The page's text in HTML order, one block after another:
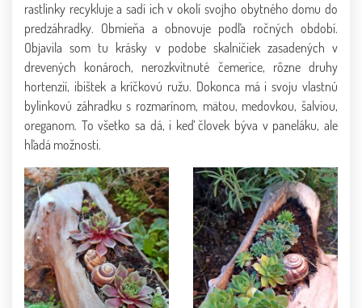
rastlinky recykluje a sadí ich v okolí svojho obytného domu do
predzáhradky. Obmieňa a obnovuje podľa ročných období.
Objavila som tu krásky v podobe skalničiek zasadených v
drevených konároch, nerozkvitnuté čemerice, rôzne druhy
hortenzií, ibištek a kríčkovú ružu. Dokonca má i svoju vlastnú
bylinkovú záhradku s rozmarínom, mätou, medovkou, šalviou,
oreganom. To všetko sa dá, i keď človek býva v paneláku, ale
hľadá možnosti.